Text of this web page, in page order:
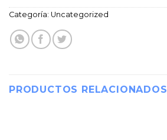
Categoría: Uncategorized
PRODUCTOS RELACIONADOS